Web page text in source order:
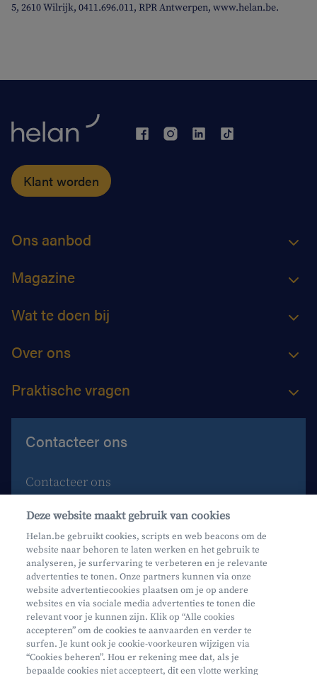
5, 2610 Wilrijk, 0411.696.011, RPR Antwerpen, www.helan.be.
Klant worden
Ons aanbod
Magazine
Wat te doen bij
Over ons
Praktische vragen
Contacteer ons
Contacteer ons
Maak een afspraak
Waar vind je ons?
Phishing
Mifid
Deze website maakt gebruik van cookies
Helan.be gebruikt cookies, scripts en web beacons om de
website naar behoren te laten werken en het gebruik te
analyseren, je surfervaring te verbeteren en je relevante
advertenties te tonen. Onze partners kunnen via onze
website advertentiecookies plaatsen om je op andere
websites en via sociale media advertenties te tonen die
relevant voor je kunnen zijn. Klik op “Alle cookies
accepteren” om de cookies te aanvaarden en verder te
surfen. Je kunt ook je cookie-voorkeuren wijzigen via
“Cookies beheren”. Hou er rekening mee dat, als je
bepaalde cookies niet accepteert, dit een vlotte werking